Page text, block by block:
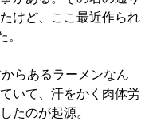
けど、ここ最近作られ
。
らあるラーメンなん
いて、汗をかく肉体労
たのが起源。